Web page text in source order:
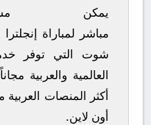
يمكن
مباشر لمباراة إنجلترا
شوت التي توفر
العالمية والعربية
أكثر المنصات العربية
أون لاين.